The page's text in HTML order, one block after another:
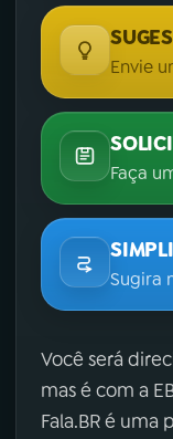
Envie
Faça
Sugira
Você será
mas é com a
Fala.BR é